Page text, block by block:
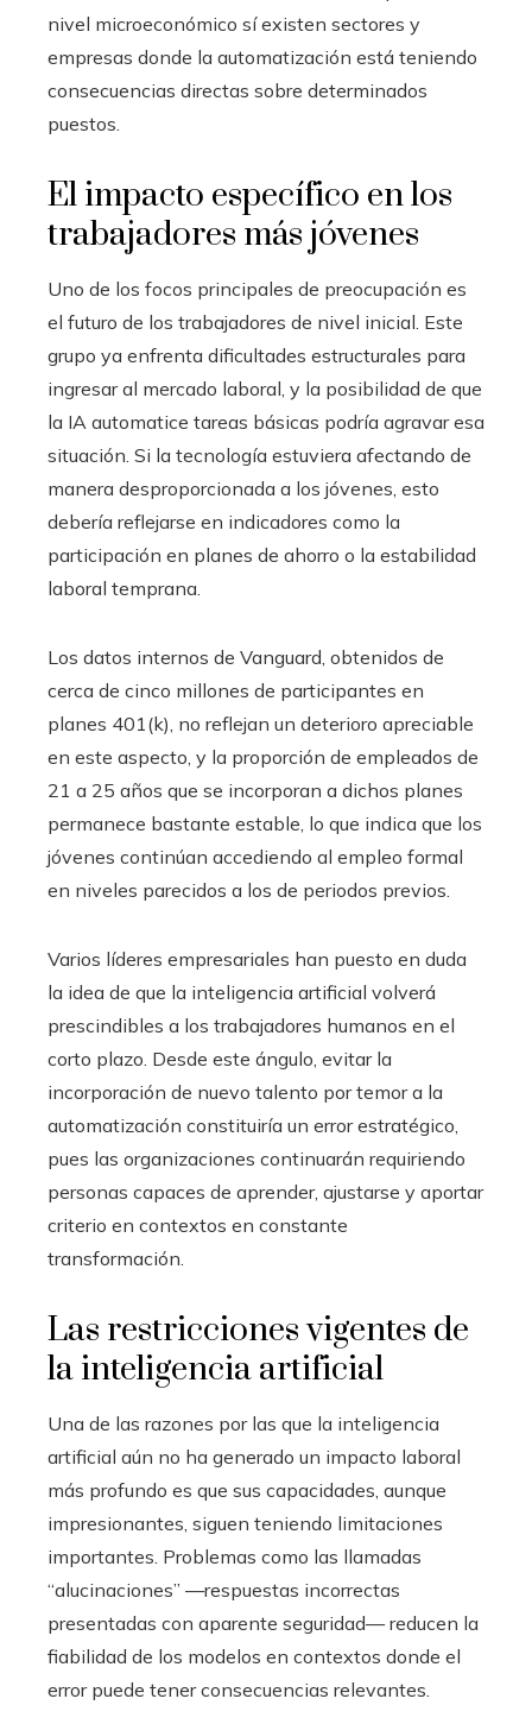
nivel microeconómico sí existen sectores y
empresas donde la automatización está teniendo
consecuencias directas sobre determinados
puestos.
El impacto específico en los
trabajadores más jóvenes
Uno de los focos principales de preocupación es
el futuro de los trabajadores de nivel inicial. Este
grupo ya enfrenta dificultades estructurales para
ingresar al mercado laboral, y la posibilidad de que
la IA automatice tareas básicas podría agravar esa
situación. Si la tecnología estuviera afectando de
manera desproporcionada a los jóvenes, esto
debería reflejarse en indicadores como la
participación en planes de ahorro o la estabilidad
laboral temprana.
Los datos internos de Vanguard, obtenidos de
cerca de cinco millones de participantes en
planes 401(k), no reflejan un deterioro apreciable
en este aspecto, y la proporción de empleados de
21 a 25 años que se incorporan a dichos planes
permanece bastante estable, lo que indica que los
jóvenes continúan accediendo al empleo formal
en niveles parecidos a los de periodos previos.
Varios líderes empresariales han puesto en duda
la idea de que la inteligencia artificial volverá
prescindibles a los trabajadores humanos en el
corto plazo. Desde este ángulo, evitar la
incorporación de nuevo talento por temor a la
automatización constituiría un error estratégico,
pues las organizaciones continuarán requiriendo
personas capaces de aprender, ajustarse y aportar
criterio en contextos en constante
transformación.
Las restricciones vigentes de
la inteligencia artificial
Una de las razones por las que la inteligencia
artificial aún no ha generado un impacto laboral
más profundo es que sus capacidades, aunque
impresionantes, siguen teniendo limitaciones
importantes. Problemas como las llamadas
“alucinaciones” —respuestas incorrectas
presentadas con aparente seguridad— reducen la
fiabilidad de los modelos en contextos donde el
error puede tener consecuencias relevantes.